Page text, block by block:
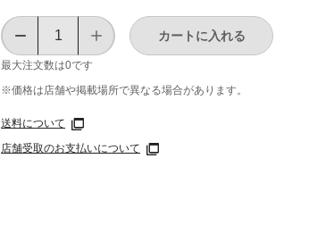
最大注文数は0です
カートに入れる
※価格は​店舗や​掲載場所で​異なる​場合が​あります。
送料について
店舗受取のお支払いについて